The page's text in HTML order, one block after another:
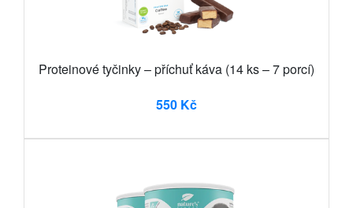
Proteinové tyčinky – příchuť káva (14 ks – 7 porcí)
550 Kč